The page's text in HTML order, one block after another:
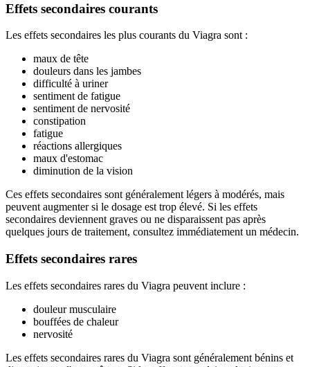
Effets secondaires courants
Les effets secondaires les plus courants du Viagra sont :
maux de tête
douleurs dans les jambes
difficulté à uriner
sentiment de fatigue
sentiment de nervosité
constipation
fatigue
réactions allergiques
maux d'estomac
diminution de la vision
Ces effets secondaires sont généralement légers à modérés, mais
peuvent augmenter si le dosage est trop élevé. Si les effets
secondaires deviennent graves ou ne disparaissent pas après
quelques jours de traitement, consultez immédiatement un médecin.
Effets secondaires rares
Les effets secondaires rares du Viagra peuvent inclure :
douleur musculaire
bouffées de chaleur
nervosité
Les effets secondaires rares du Viagra sont généralement bénins et